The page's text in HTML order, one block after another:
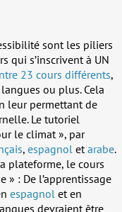
sont les piliers
qui s’inscrivent à UN
23 cours différents,
ou plus. Cela
leur permettant de
Le tutoriel
le climat », par
, espagnol et arabe.
plateforme, le cours
: De l’apprentissage
espagnol et en
devraient être